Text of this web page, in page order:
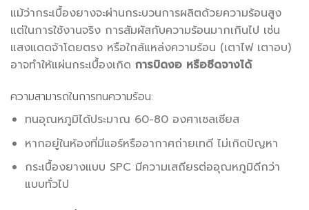
แม้ว่ากระเบื้องยางจะผ่านกระบวนการผลิตด้วยความร้อนสูง
แต่ในการใช้งานจริง การสัมผัสกับความร้อนมากเกินไป เช่น
แสงแดดจ้าโดยตรง หรือใกล้แหล่งความร้อน (เตาไฟ เตาอบ)
อาจทำให้แผ่นกระเบื้องเกิด การบิดงอ หรือซีดจางได้
ความสามารถในการทนความร้อน:
ทนอุณหภูมิได้ประมาณ 60-80 องศาเซลเซียส
หากอยู่ในห้องที่มีแอร์หรืออากาศถ่ายเทดี ไม่เกิดปัญหา
กระเบื้องยางแบบ SPC มีความเสถียรต่ออุณหภูมิดีกว่า
แบบทั่วไป